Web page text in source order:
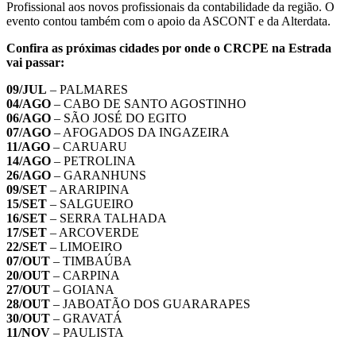
Profissional aos novos profissionais da contabilidade da região. O
evento contou também com o apoio da ASCONT e da Alterdata.
Confira as próximas cidades por onde o CRCPE na Estrada
vai passar:
09/JUL – PALMARES
04/AGO – CABO DE SANTO AGOSTINHO
06/AGO – SÃO JOSÉ DO EGITO
07/AGO – AFOGADOS DA INGAZEIRA
11/AGO – CARUARU
14/AGO – PETROLINA
26/AGO – GARANHUNS
09/SET – ARARIPINA
15/SET – SALGUEIRO
16/SET – SERRA TALHADA
17/SET – ARCOVERDE
22/SET – LIMOEIRO
07/OUT – TIMBAÚBA
20/OUT – CARPINA
27/OUT – GOIANA
28/OUT – JABOATÃO DOS GUARARAPES
30/OUT – GRAVATÁ
11/NOV – PAULISTA